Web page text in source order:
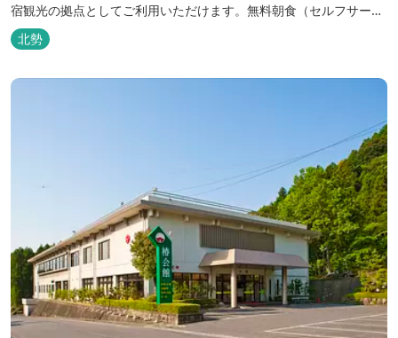
宿観光の拠点としてご利用いただけます。無料朝食（セルフサービ
ス）、無料駐車場付で低価格な高機能ホテルです。
北勢